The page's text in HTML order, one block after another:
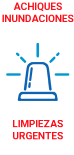
ACHIQUES
INUNDACIONES
LIMPIEZAS
URGENTES